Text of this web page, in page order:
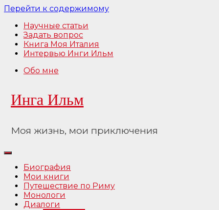
Перейти к содержимому
Научные статьи
Задать вопрос
Книга Моя Италия
Интервью Инги Ильм
Обо мне
Инга Ильм
Моя жизнь, мои приключения
Биография
Мои книги
Путешествие по Риму
Монологи
Диалоги